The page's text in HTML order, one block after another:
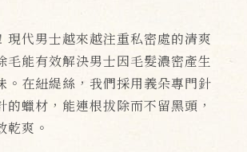
現代男士越來越注重私密處的清爽
毛能有效解決男士因毛髮濃密產生
。在紐緹絲，我們採用義朵專門針
的蠟材，能連根拔除而不留黑頭，
乾爽。